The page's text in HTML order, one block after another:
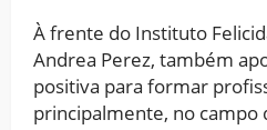
À frente do Instituto
Andrea Perez, também
positiva para formar
principalmente, no campo